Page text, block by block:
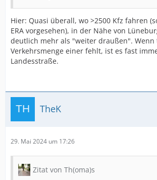
Hier: Quasi überall, wo >2500 Kfz fahren
ERA vorgesehen), in der Nähe von
deutlich mehr als "weiter draußen". Wenn
Verkehrsmenge einer fehlt, ist es fast
Landesstraße.
TheK
29. Mai 2024 um 17:26
Zitat von Th(oma)s